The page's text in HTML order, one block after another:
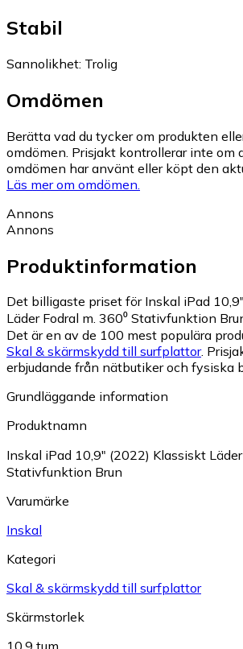
Stabil
Sannolikhet: Trolig
Omdömen
Berätta vad du tycker om produkten
omdömen. Prisjakt kontrollerar inte om
omdömen har använt eller köpt den
Läs mer om omdömen.
Annons
Annons
Produktinformation
Det billigaste priset för Inskal iPad
Läder Fodral m. 360⁰ Stativfunktion
Det är en av de 100 mest populära
Skal & skärmskydd till surfplattor.
erbjudande från nätbutiker och fysiska
Grundläggande information
Produktnamn
Inskal iPad 10,9" (2022) Klassiskt
Stativfunktion Brun
Varumärke
Inskal
Kategori
Skal & skärmskydd till surfplattor
Skärmstorlek